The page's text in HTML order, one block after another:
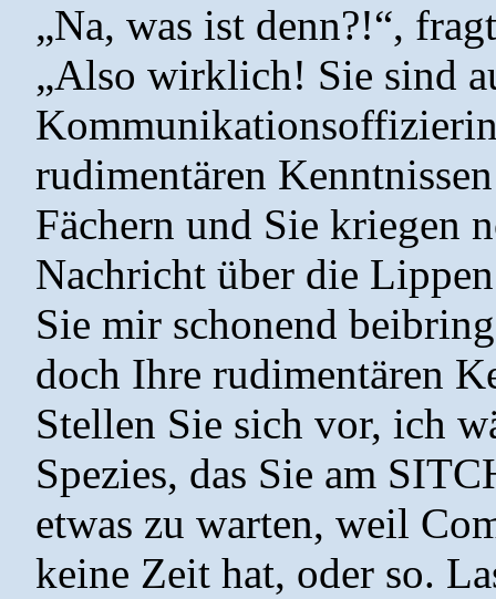
„Na, was ist denn?!“,
„Also wirklich! Sie sind
rudimentären
Fächern und Sie kriegen
Nachricht über die
Sie mir schonend
doch Ihre rudimentären
Stellen Sie sich vor, ich
Spezies, das Sie am
etwas zu warten, weil
keine Zeit hat, oder so.